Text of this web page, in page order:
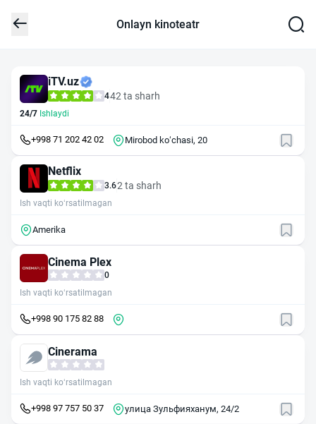
Onlayn kinoteatr
iTV.uz
442 ta sharh
24/7 Ishlaydi
+998 71 202 42 02 Mirobod koʻchasi, 20
Netflix
3.62 ta sharh
Ish vaqti ko‘rsatilmagan
Amerika
Cinema Plex
0
Ish vaqti ko‘rsatilmagan
+998 90 175 82 88
Cinerama
Ish vaqti ko‘rsatilmagan
+998 97 757 50 37 улица Зульфияханум, 24/2